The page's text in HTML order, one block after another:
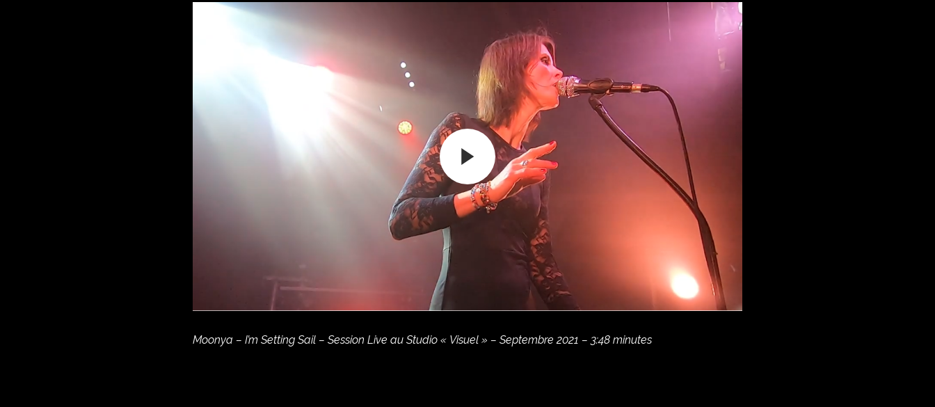
Moonya – I’m Setting Sail – Session Live au Studio « Visuel » – Septembre 2021 – 3:48 minutes